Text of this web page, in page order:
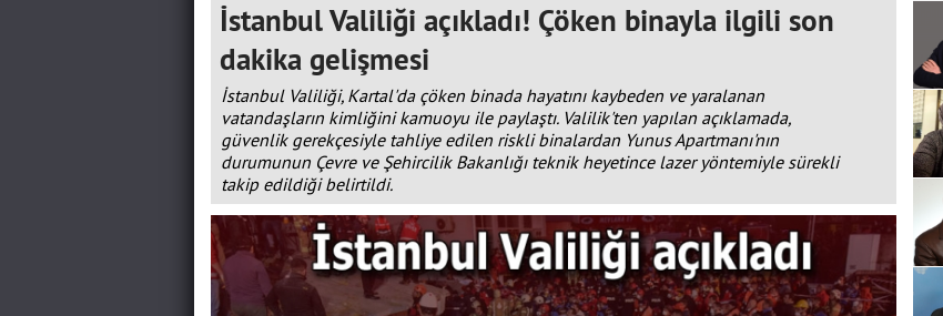
İstanbul Valiliği açıkladı! Çöken binayla ilgili son
dakika gelişmesi
İstanbul Valiliği, Kartal'da çöken binada hayatını kaybeden ve yaralanan
vatandaşların kimliğini kamuoyu ile paylaştı. Valilik'ten yapılan açıklamada,
güvenlik gerekçesiyle tahliye edilen riskli binalardan Yunus Apartmanı'nın
durumunun Çevre ve Şehircilik Bakanlığı teknik heyetince lazer yöntemiyle sürekli
takip edildiği belirtildi.